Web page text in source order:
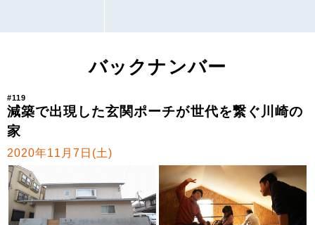
バックナンバー
#119
減築で出現した玄関ポーチが世代を繋ぐ川崎の
家
2020年11月7日(土)